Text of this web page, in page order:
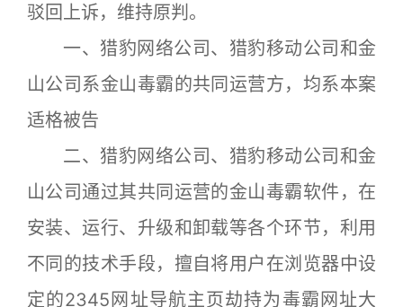
驳回上诉，维持原判。
一、猎豹网络公司、猎豹移动公司和金
山公司系金山毒霸的共同运营方，均系本案
适格被告
二、猎豹网络公司、猎豹移动公司和金
山公司通过其共同运营的金山毒霸软件，在
安装、运行、升级和卸载等各个环节，利用
不同的技术手段，擅自将用户在浏览器中设
定的2345网址导航主页劫持为毒霸网址大